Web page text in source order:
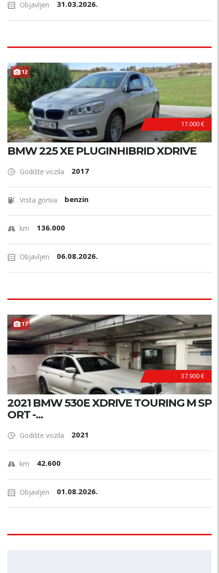
Objavljen 31.03.2026.
12
17.000 €
BMW 225 XE PLUGINHIBRID XDRIVE
Godište vozila 2017
Vrsta goriva benzin
km 136.000
Objavljen 06.08.2026.
17
37.900 €
2021 BMW 530E XDRIVE TOURING M SP
ORT -...
Godište vozila 2021
km 42.600
Objavljen 01.08.2026.